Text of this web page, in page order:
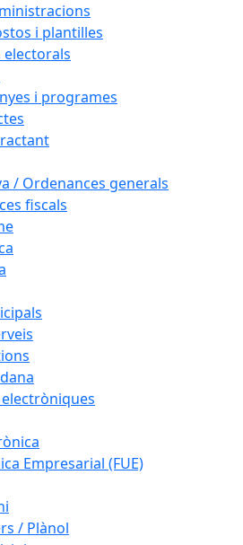
i plantilles
electorals
i programes
/ Ordenances generals
fiscals
Empresarial (FUE)
/ Plànol